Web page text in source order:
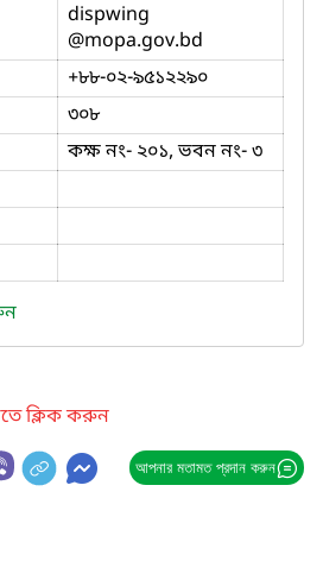
dispwing
@mopa.gov.bd
+৮৮-০২-৯৫১২২৯০
৩০৮
কক্ষ নং- ২০১, ভবন নং- ৩
ক্লিক করুন
আপনার মতামত প্রদান করুন